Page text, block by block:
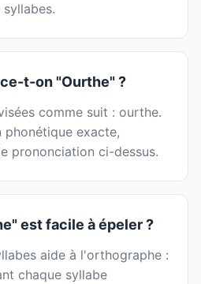
t-on "Ourthe" ?
comme suit : ourthe.
exacte,
prononciation ci-dessus.
est facile à épeler ?
aide à l'orthographe :
chaque syllabe